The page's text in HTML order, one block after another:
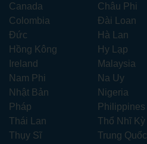
Canada
Châu Phi
Colombia
Đài Loan
Đức
Hà Lan
Hồng Kông
Hy Lạp
Ireland
Malaysia
Nam Phi
Na Uy
Nhật Bản
Nigeria
Pháp
Philippines
Thái Lan
Thổ Nhĩ Kỳ
Thụy Sĩ
Trung Quốc